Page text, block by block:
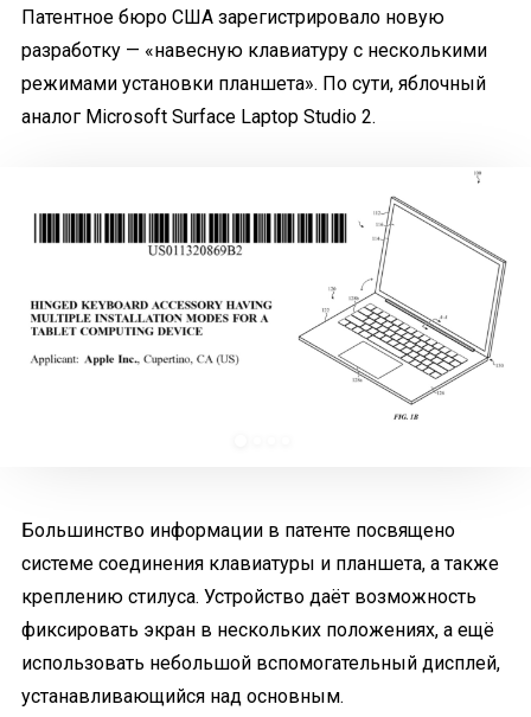
Патентное бюро США зарегистрировало новую
разработку — «навесную клавиатуру с несколькими
режимами установки планшета». По сути, яблочный
аналог Microsoft Surface Laptop Studio 2.
Большинство информации в патенте посвящено
системе соединения клавиатуры и планшета, а также
креплению стилуса. Устройство даёт возможность
фиксировать экран в нескольких положениях, а ещё
использовать небольшой вспомогательный дисплей,
устанавливающийся над основным.